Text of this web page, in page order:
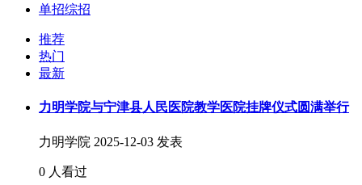
单招综招
推荐
热门
最新
力明学院与宁津县人民医院教学医院挂牌仪式圆满举行
力明学院 2025-12-03 发表
0 人看过